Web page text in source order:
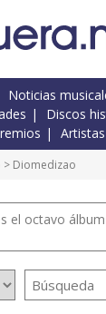
Noticias
Discos
Artistas
> Diomedizao
el octavo